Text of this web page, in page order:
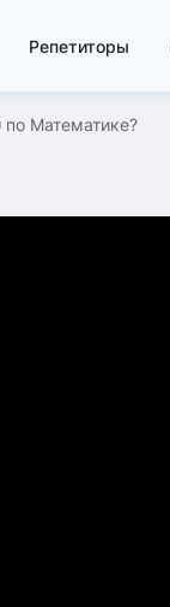
Репетиторы
по Математике?